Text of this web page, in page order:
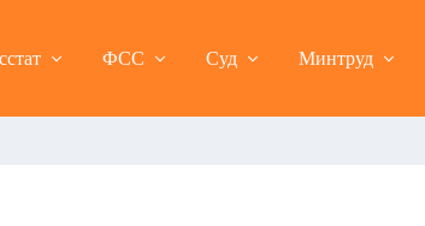
ФСС Суд Минтруд